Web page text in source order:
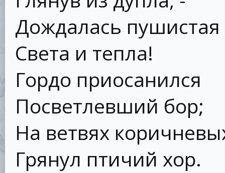
Дождалась пушистая
Света и тепла!
Гордо приосанился
Посветлевший бор;
На ветвях
Грянул птичий хор.